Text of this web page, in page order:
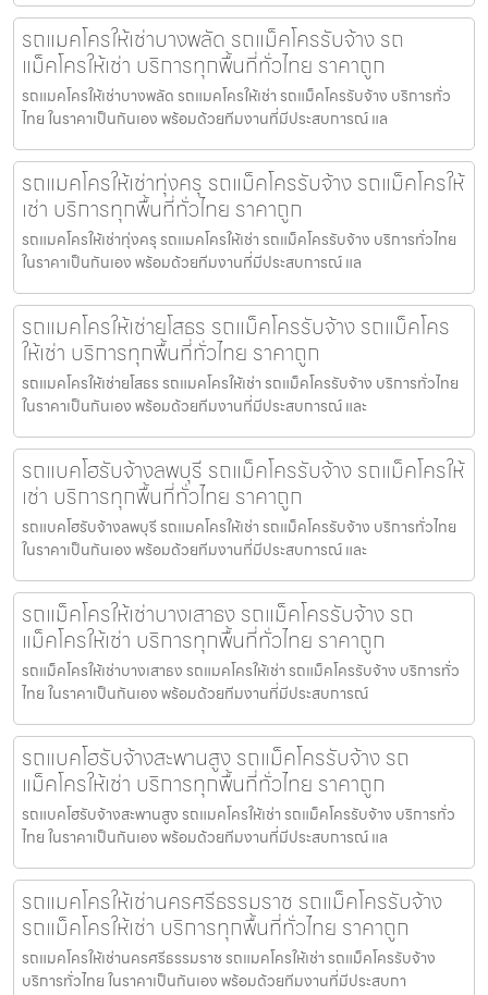
รถแมคโครให้เช่าบางพลัด รถแม็คโครรับจ้าง รถ
แม็คโครให้เช่า บริการทุกพื้นที่ทั่วไทย ราคาถูก
รถแมคโครให้เช่าบางพลัด รถแมคโครให้เช่า รถแม็คโครรับจ้าง บริการทั่ว
ไทย ในราคาเป็นกันเอง พร้อมด้วยทีมงานที่มีประสบการณ์ แล
รถแมคโครให้เช่าทุ่งครุ รถแม็คโครรับจ้าง รถแม็คโครให้
เช่า บริการทุกพื้นที่ทั่วไทย ราคาถูก
รถแมคโครให้เช่าทุ่งครุ รถแมคโครให้เช่า รถแม็คโครรับจ้าง บริการทั่วไทย
ในราคาเป็นกันเอง พร้อมด้วยทีมงานที่มีประสบการณ์ แล
รถแมคโครให้เช่ายโสธร รถแม็คโครรับจ้าง รถแม็คโคร
ให้เช่า บริการทุกพื้นที่ทั่วไทย ราคาถูก
รถแมคโครให้เช่ายโสธร รถแมคโครให้เช่า รถแม็คโครรับจ้าง บริการทั่วไทย
ในราคาเป็นกันเอง พร้อมด้วยทีมงานที่มีประสบการณ์ และ
รถแบคโฮรับจ้างลพบุรี รถแม็คโครรับจ้าง รถแม็คโครให้
เช่า บริการทุกพื้นที่ทั่วไทย ราคาถูก
รถแบคโฮรับจ้างลพบุรี รถแมคโครให้เช่า รถแม็คโครรับจ้าง บริการทั่วไทย
ในราคาเป็นกันเอง พร้อมด้วยทีมงานที่มีประสบการณ์ และ
รถแม็คโครให้เช่าบางเสาธง รถแม็คโครรับจ้าง รถ
แม็คโครให้เช่า บริการทุกพื้นที่ทั่วไทย ราคาถูก
รถแม็คโครให้เช่าบางเสาธง รถแมคโครให้เช่า รถแม็คโครรับจ้าง บริการทั่ว
ไทย ในราคาเป็นกันเอง พร้อมด้วยทีมงานที่มีประสบการณ์
รถแบคโฮรับจ้างสะพานสูง รถแม็คโครรับจ้าง รถ
แม็คโครให้เช่า บริการทุกพื้นที่ทั่วไทย ราคาถูก
รถแบคโฮรับจ้างสะพานสูง รถแมคโครให้เช่า รถแม็คโครรับจ้าง บริการทั่ว
ไทย ในราคาเป็นกันเอง พร้อมด้วยทีมงานที่มีประสบการณ์ แล
รถแมคโครให้เช่านครศรีธรรมราช รถแม็คโครรับจ้าง
รถแม็คโครให้เช่า บริการทุกพื้นที่ทั่วไทย ราคาถูก
รถแมคโครให้เช่านครศรีธรรมราช รถแมคโครให้เช่า รถแม็คโครรับจ้าง
บริการทั่วไทย ในราคาเป็นกันเอง พร้อมด้วยทีมงานที่มีประสบกา